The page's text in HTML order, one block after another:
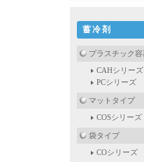
蓄冷剤
プラスチック
CAHシリーズ
PCシリーズ
マットタイプ
COSシリーズ
袋タイプ
COシリーズ